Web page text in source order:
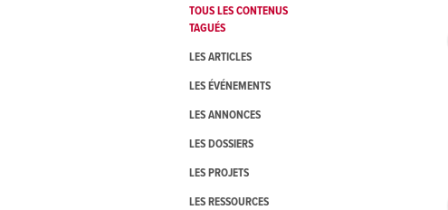
TOUS LES CONTENUS
TAGUÉS
LES ARTICLES
LES ÉVÉNEMENTS
LES ANNONCES
LES DOSSIERS
LES PROJETS
LES RESSOURCES